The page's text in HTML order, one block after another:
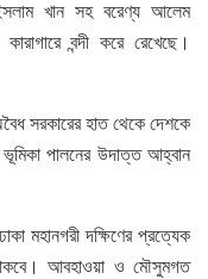
ইসলাম খান সহ বরেণ্য আলেম
বন্দী করে রেখেছে।
সরকারের হাত থেকে দেশকে
পালনের উদাত্ত আহ্বান
মহানগরী দক্ষিণের প্রত্যেক
আবহাওয়া ও মৌসুমগত